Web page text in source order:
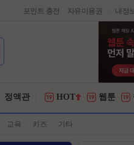
포인트 충전 자유이용권 내정
정액관 HOT 웹툰
교육 키즈 기타